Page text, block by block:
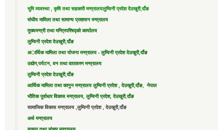
भुमि व्यवस्था , कृषि तथा सहकारी मन्त्रालयलुम्विनी प्रदेश देउखुरी,दाँङ
संघीय मामिला तथा सामान्य प्रशासन मन्त्रालय
मुख्यमन्त्री तथा मन्त्रिपरिषद्को कार्यालय
लुम्विनी प्रदेश देउखुरी,दाँङ
अार्थिक मामिला तथा योजना मन्त्रालय - लुम्विनी प्रदेश देउखुरी,दाँङ
उद्याेग,पर्यटन, वन तथा वातावरण मन्त्रालय
लुम्विनी प्रदेश देउखुरी,दाँङ
आर्थिक मामिला तथा कानुन मन्त्रालय लुम्विनी प्रदेश , देउखुरी,दाँङ, नेपाल
भौतिक पूर्वाधार विकास मन्त्रालय, लुम्विनी प्रदेश, देउखुरी,दाँङ
सामाजिक विकास मन्त्रालय ,लुम्विनी प्रदेश , देउखुरी,दाँङ
अर्थ मन्त्रालय